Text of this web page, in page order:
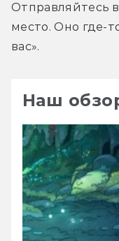
Отправляйтесь
место. Оно где-
вас».
Наш